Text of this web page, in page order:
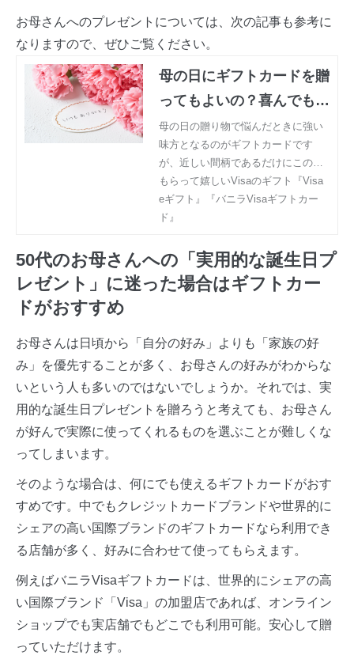
お母さんへのプレゼントについては、次の記事も参考に
なりますので、ぜひご覧ください。
母の日にギフトカードを贈
ってもよいの？喜んでもら
うためのポイントを解説
母の日の贈り物で悩んだときに強い
味方となるのがギフトカードです
が、近しい間柄であるだけにこの場
にふさわしいのか迷う人がいるかも
しれません。今回は母の日の贈り物
としてのギフトカードに関連した、
もらって嬉しいVisaのギフト『Visa
eギフト』『バニラVisaギフトカー
ド』
50代のお母さんへの「実用的な誕生日プ
レゼント」に迷った場合はギフトカー
ドがおすすめ
お母さんは日頃から「自分の好み」よりも「家族の好
み」を優先することが多く、お母さんの好みがわからな
いという人も多いのではないでしょうか。それでは、実
用的な誕生日プレゼントを贈ろうと考えても、お母さん
が好んで実際に使ってくれるものを選ぶことが難しくな
ってしまいます。
そのような場合は、何にでも使えるギフトカードがおす
すめです。中でもクレジットカードブランドや世界的に
シェアの高い国際ブランドのギフトカードなら利用でき
る店舗が多く、好みに合わせて使ってもらえます。
例えばバニラVisaギフトカードは、世界的にシェアの高
い国際ブランド「Visa」の加盟店であれば、オンライン
ショップでも実店舗でもどこでも利用可能。安心して贈
っていただけます。